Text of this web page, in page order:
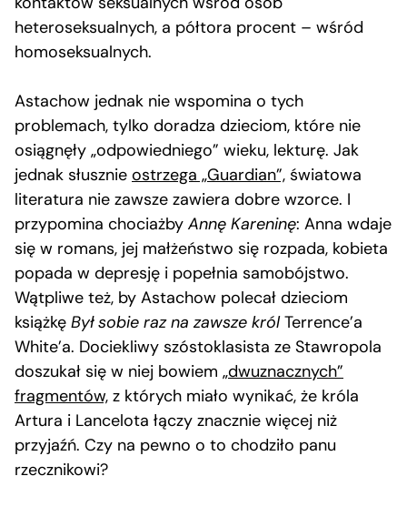
heteroseksualnych, a półtora procent – wśród
homoseksualnych.
Astachow jednak nie wspomina o tych
problemach, tylko doradza dzieciom, które nie
osiągnęły „odpowiedniego” wieku, lekturę. Jak
jednak słusznie ostrzega „Guardian”, światowa
literatura nie zawsze zawiera dobre wzorce. I
przypomina chociażby Annę Kareninę: Anna wdaje
się w romans, jej małżeństwo się rozpada, kobieta
popada w depresję i popełnia samobójstwo.
Wątpliwe też, by Astachow polecał dzieciom
książkę Był sobie raz na zawsze królTerrence’a
White’a. Dociekliwy szóstoklasista ze Stawropola
doszukał się w niej bowiem „dwuznacznych”
fragmentów, z których miało wynikać, że króla
Artura i Lancelota łączy znacznie więcej niż
przyjaźń. Czy na pewno o to chodziło panu
rzecznikowi?